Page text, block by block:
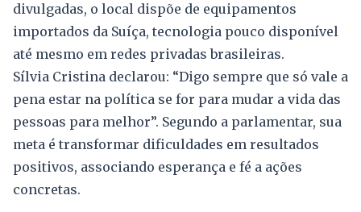
divulgadas, o local dispõe de equipamentos
importados da Suíça, tecnologia pouco disponível
até mesmo em redes privadas brasileiras.
Sílvia Cristina declarou: “Digo sempre que só vale a
pena estar na política se for para mudar a vida das
pessoas para melhor”. Segundo a parlamentar, sua
meta é transformar dificuldades em resultados
positivos, associando esperança e fé a ações
concretas.